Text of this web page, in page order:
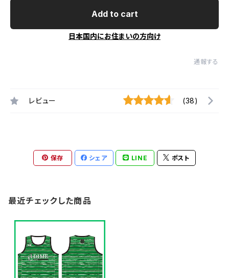
Add to cart
日本国内にお住まいの方向け
通報する
レビュー (38)
保存 シェア LINE ポスト
最近チェックした商品